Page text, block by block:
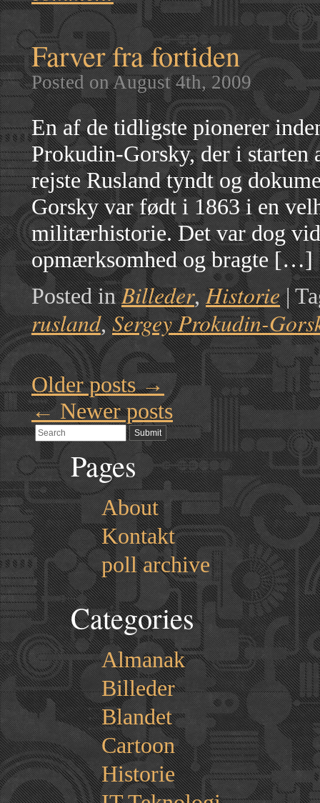
Farver fra fortiden
Posted on August 4th, 2009
En af de tidligste pionerer
Prokudin-Gorsky, der i starten
rejste Rusland tyndt og
Gorsky var født i 1863 i en
militærhistorie. Det var dog
opmærksomhed og bragte […]
Posted in Billeder,Historie |
rusland,Sergey Prokudin-
Older posts→
←Newer posts
Pages
About
Kontakt
poll archive
Categories
Almanak
Billeder
Blandet
Cartoon
Historie